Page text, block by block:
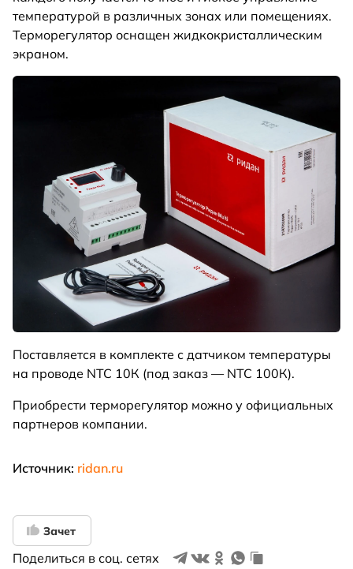
температурой в различных зонах или помещениях.
Терморегулятор оснащен жидкокристаллическим
экраном.
Поставляется в комплекте с датчиком температуры
на проводе NTC 10К (под заказ — NTC 100К).
Приобрести терморегулятор можно у официальных
партнеров компании.
Источник: ridan.ru
Зачет
Поделиться в соц. сетях